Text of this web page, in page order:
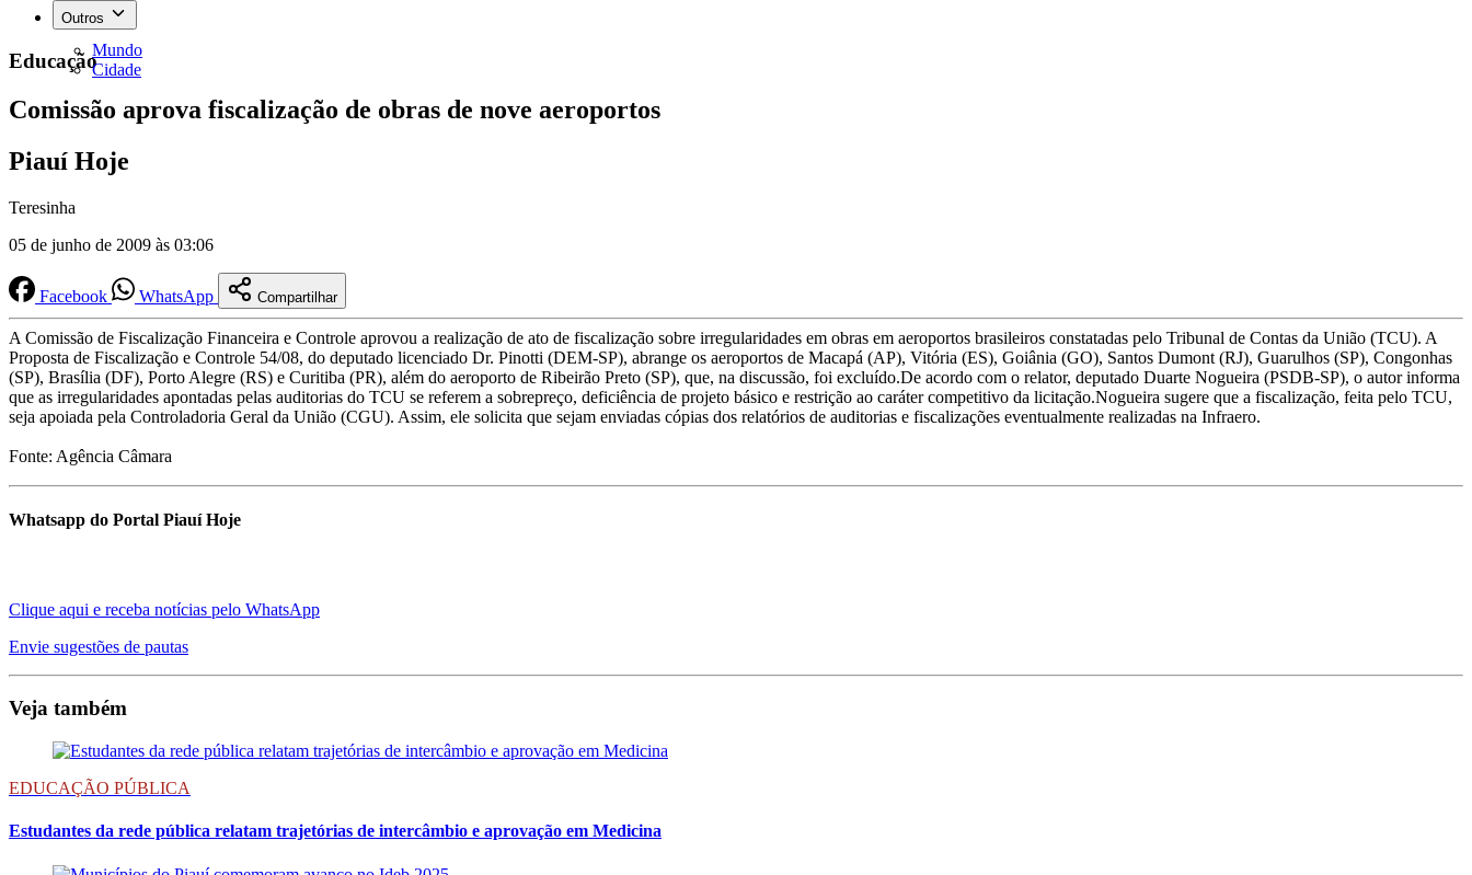
Outros
Mundo
Cidade
Educação
Comissão aprova fiscalização de obras de nove aeroportos
Piauí Hoje
Teresinha
05 de junho de 2009 às 03:06
Facebook WhatsApp Compartilhar
A Comissão de Fiscalização Financeira e Controle aprovou a realização de ato de fiscalização sobre irregularidades em obras em aeroportos brasileiros constatadas pelo Tribunal de Contas da União (TCU). A
Proposta de Fiscalização e Controle 54/08, do deputado licenciado Dr. Pinotti (DEM-SP), abrange os aeroportos de Macapá (AP), Vitória (ES), Goiânia (GO), Santos Dumont (RJ), Guarulhos (SP), Congonhas
(SP), Brasília (DF), Porto Alegre (RS) e Curitiba (PR), além do aeroporto de Ribeirão Preto (SP), que, na discussão, foi excluído.De acordo com o relator, deputado Duarte Nogueira (PSDB-SP), o autor informa
que as irregularidades apontadas pelas auditorias do TCU se referem a sobrepreço, deficiência de projeto básico e restrição ao caráter competitivo da licitação.Nogueira sugere que a fiscalização, feita pelo TCU,
seja apoiada pela Controladoria Geral da União (CGU). Assim, ele solicita que sejam enviadas cópias dos relatórios de auditorias e fiscalizações eventualmente realizadas na Infraero.
Fonte: Agência Câmara
Whatsapp do Portal Piauí Hoje
Clique aqui e receba notícias pelo WhatsApp
Envie sugestões de pautas
Veja também
EDUCAÇÃO PÚBLICA
Estudantes da rede pública relatam trajetórias de intercâmbio e aprovação em Medicina